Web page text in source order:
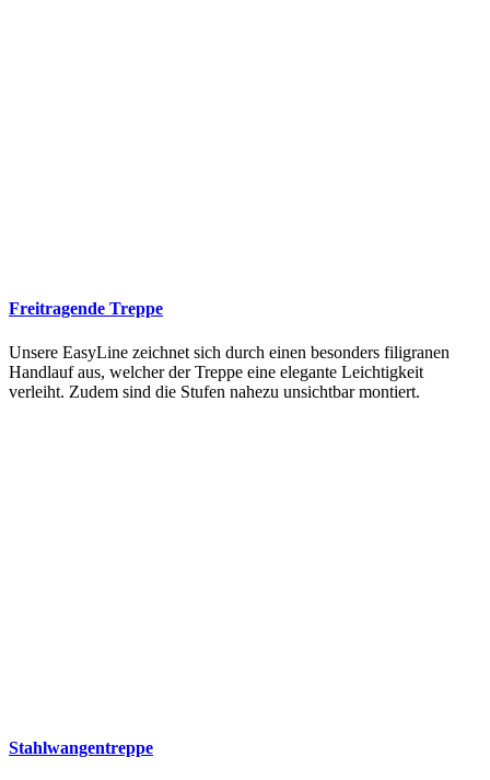
Freitragende Treppe
Unsere EasyLine zeichnet sich durch einen besonders filigranen
Handlauf aus, welcher der Treppe eine elegante Leichtigkeit
verleiht. Zudem sind die Stufen nahezu unsichtbar montiert.
Stahlwangentreppe